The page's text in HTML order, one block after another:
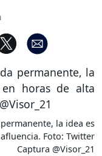
la idea es
Foto: Twitter
Captura @Visor_21